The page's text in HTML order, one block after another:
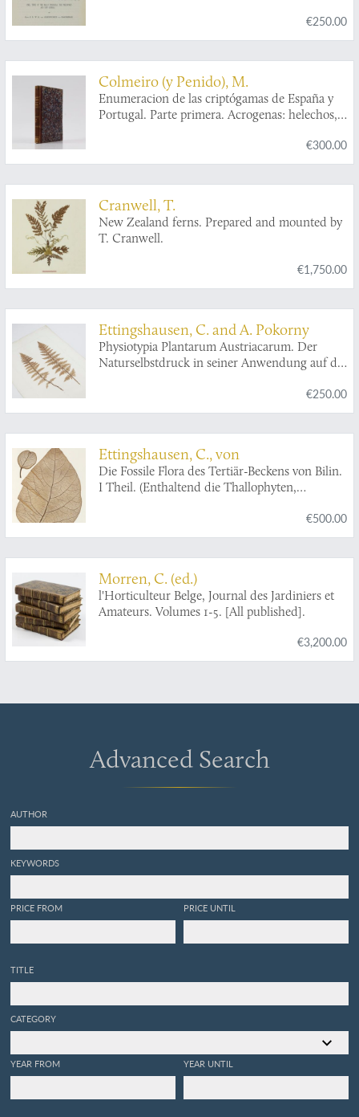
Correcting sheet.
€250.00
Colmeiro (y Penido), M.
Enumeracion de las criptógamas de España y
Portugal. Parte primera. Acrogenas: helechos,
musgos, hepáticas. [AND] Parte segunda.
Talogenas: hongos, líquenes, collemaceas,
€300.00
Cranwell, T.
New Zealand ferns. Prepared and mounted by
T. Cranwell.
€1,750.00
Ettingshausen, C. and A. Pokorny
Physiotypia Plantarum Austriacarum. Der
Naturselbstdruck in seiner Anwendung auf die
Kaiserstaates, mit besonderer Berücksichtigung
der Nervation in den Flächenorganen der
€250.00
Ettingshausen, C., von
Die Fossile Flora des Tertiär-Beckens von Bilin.
I Theil. (Enthaltend die Thallophyten,
Monokotyledonen, Coniferen, Julifloren und
Oleraceen).
€500.00
Morren, C. (ed.)
l'Horticulteur Belge, Journal des Jardiniers et
Amateurs. Volumes 1-5. [All published].
€3,200.00
Advanced Search
AUTHOR
KEYWORDS
PRICE FROM PRICE UNTIL
TITLE
CATEGORY
YEAR FROM YEAR UNTIL